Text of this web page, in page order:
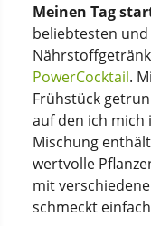
Meinen Tag
beliebtesten
PowerCocktail.
Frühstück
auf den ich mich
Mischung
wertvolle
mit
schmeckt